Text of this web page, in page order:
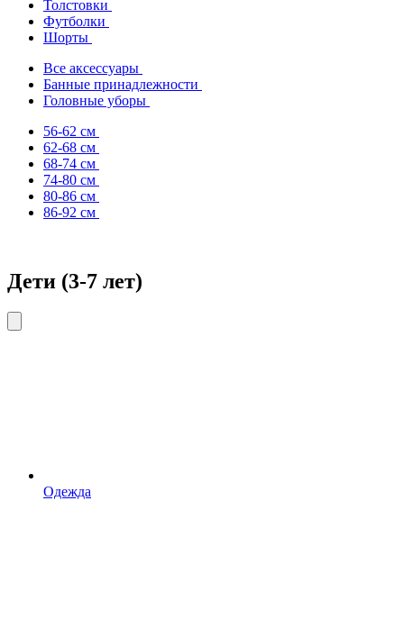
Толстовки
Футболки
Шорты
Все аксессуары
Банные принадлежности
Головные уборы
56-62 см
62-68 см
68-74 см
74-80 см
80-86 см
86-92 см
Дети (3-7 лет)
Одежда